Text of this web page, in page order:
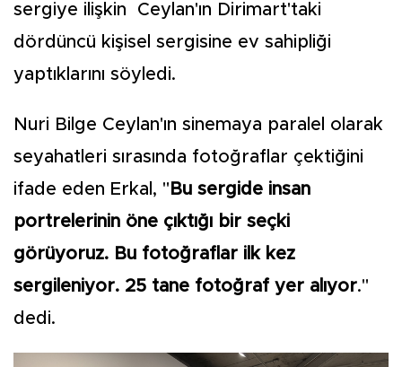
sergiye ilişkin Ceylan'ın Dirimart'taki
dördüncü kişisel sergisine ev sahipliği
yaptıklarını söyledi.
Nuri Bilge Ceylan'ın sinemaya paralel olarak
seyahatleri sırasında fotoğraflar çektiğini
ifade eden Erkal, " Bu sergide insan
portrelerinin öne çıktığı bir seçki
görüyoruz. Bu fotoğraflar ilk kez
sergileniyor. 25 tane fotoğraf yer alıyor."
dedi.